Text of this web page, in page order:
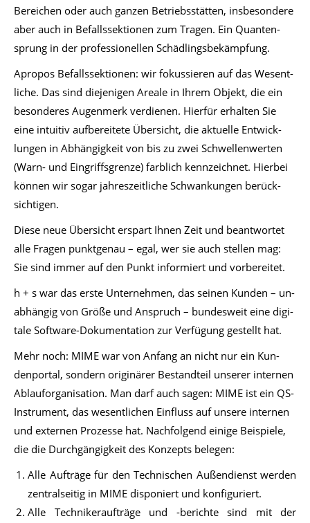
Be­rei­chen oder auch gan­zen Be­triebs­stät­ten, ins­be­son­de­re
aber auch in Be­falls­sek­tio­nen zum Tra­gen. Ein Quan­ten­
sprung in der pro­fes­sio­nel­len Schäd­lings­be­kämp­fung.
Apro­pos Be­falls­sek­tio­nen: wir fo­kus­sie­ren auf das We­sent­
li­che. Das sind die­je­ni­gen Area­le in Ih­rem Ob­jekt, die ein
be­son­de­res Au­gen­merk ver­die­nen. Hier­für er­hal­ten Sie
eine in­tui­tiv auf­be­rei­te­te Über­sicht, die ak­tu­el­le Ent­wick­
lun­gen in Ab­hän­gig­keit von bis zu zwei Schwel­len­wer­ten
(Warn- und Ein­griffs­gren­ze) farb­lich kenn­zeich­net. Hier­bei
kön­nen wir so­gar jah­res­zeit­li­che Schwan­kun­gen be­rück­
sich­ti­gen.
Die­se neue Über­sicht er­spart Ih­nen Zeit und be­ant­wor­tet
alle Fra­gen punkt­ge­nau – egal, wer sie auch stel­len mag:
Sie sind im­mer auf den Punkt in­for­miert und vor­be­rei­tet.
h + s war das ers­te Un­ter­neh­men, das sei­nen Kun­den – un­
ab­hän­gig von Grö­ße und An­spruch – bun­des­weit eine di­gi­
ta­le Soft­ware-Do­ku­men­ta­ti­on zur Ver­fü­gung ge­stellt hat.
Mehr noch: MIME war von An­fang an nicht nur ein Kun­
den­por­tal, son­dern ori­gi­nä­rer Be­stand­teil un­se­rer in­ter­nen
Ab­lauf­or­ga­ni­sa­ti­on. Man darf auch sa­gen: MIME ist ein QS-
In­stru­ment, das we­sent­li­chen Ein­fluss auf un­se­re in­ter­nen
und ex­ter­nen Pro­zes­se hat. Nach­fol­gend ei­ni­ge Bei­spie­le,
die die Durch­gän­gig­keit des Kon­zepts be­le­gen:
Alle Aufträge für den Technischen Außendienst werden
zentralseitig in MIME disponiert und konfiguriert.
Alle Technikeraufträge und -berichte sind mit der